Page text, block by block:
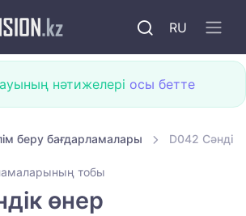
RU
нәтижелері осы бетте
беру бағдарламалары D042 Сәндік
тобы
өнер